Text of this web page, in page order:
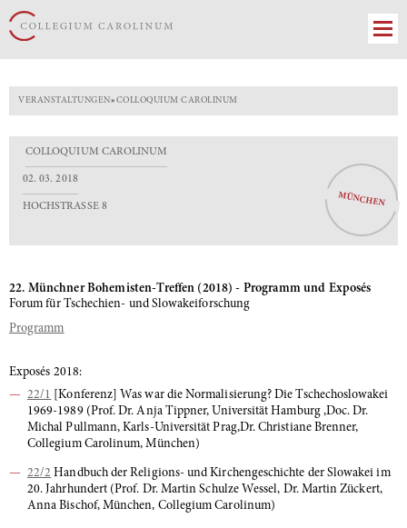
VERANSTALTUNGEN» COLLOQUIUM CAROLINUM
COLLOQUIUM CAROLINUM
02. 03. 2018
HOCHSTRASSE 8 MÜNCHEN
22. Münchner Bohemisten-Treffen (2018) - Programm und Exposés
Forum für Tschechien- und Slowakeiforschung
Programm
Exposés 2018:
22/1
[Konferenz] Was war die Normalisierung? Die Tschechoslowakei
1969-1989 (Prof. Dr. Anja Tippner, Universität Hamburg ,Doc. Dr.
Michal Pullmann, Karls-Universität Prag,Dr. Christiane Brenner,
Collegium Carolinum, München)
22/2 Handbuch der Religions- und Kirchengeschichte der Slowakei im
20. Jahrhundert (Prof. Dr. Martin Schulze Wessel, Dr. Martin Zückert,
Anna Bischof, München, Collegium Carolinum)